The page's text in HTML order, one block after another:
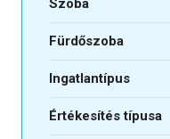
Szoba
Fürdőszoba
Ingatlantípus
Értékesítés típusa